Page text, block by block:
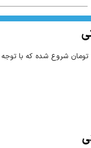
فدایی در رشت از ۵۰ میلیون